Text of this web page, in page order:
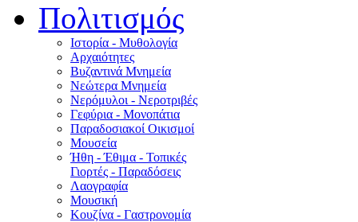
Πολιτισμός
Ιστορία - Μυθολογία
Αρχαιότητες
Βυζαντινά Μνημεία
Νεώτερα Μνημεία
Νερόμυλοι - Nεροτριβές
Γεφύρια - Μονοπάτια
Παραδοσιακοί Οικισμοί
Μουσεία
Ήθη - Έθιμα - Τοπικές
Γιορτές - Παραδόσεις
Λαογραφία
Μουσική
Κουζίνα - Γαστρονομία